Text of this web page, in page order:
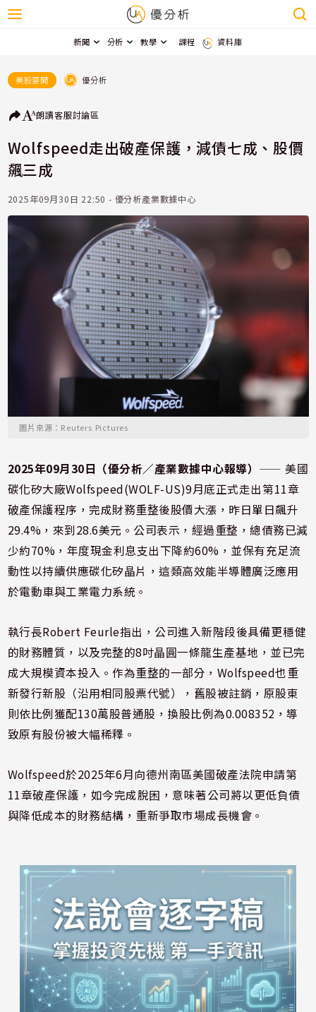
新聞 分析 教學 課程 資料庫
美股要聞 優分析
朗讀客服討論區
Wolfspeed走出破產保護，減債七成、股價
飆三成
2025年09月30日 22:50 - 優分析產業數據中心
圖片來源：Reuters Pictures
2025年09月30日（優分析／產業數據中心報導） ⸺ 美國
碳化矽大廠Wolfspeed(WOLF-US)9月底正式走出第11章
破產保護程序，完成財務重整後股價大漲，昨日單日飆升
29.4%，來到28.6美元。公司表示，經過重整，總債務已減
少約70%，年度現金利息支出下降約60%，並保有充足流
動性以持續供應碳化矽晶片，這類高效能半導體廣泛應用
於電動車與工業電力系統。
執行長Robert Feurle指出，公司進入新階段後具備更穩健
的財務體質，以及完整的8吋晶圓一條龍生產基地，並已完
成大規模資本投入。作為重整的一部分，Wolfspeed也重
新發行新股（沿用相同股票代號），舊股被註銷，原股東
則依比例獲配130萬股普通股，換股比例為0.008352，導
致原有股份被大幅稀釋。
Wolfspeed於2025年6月向德州南區美國破產法院申請第
11章破產保護，如今完成脫困，意味著公司將以更低負債
與降低成本的財務結構，重新爭取市場成長機會。